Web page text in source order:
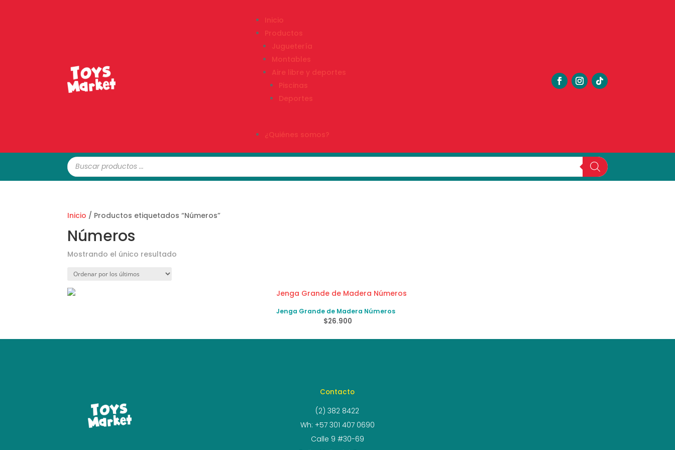
Inicio
Productos
Juguetería
Montables
Aire libre y deportes
Piscinas
Deportes
¿Quiénes somos?
Búsqueda
de
productos
Inicio / Productos etiquetados “Números”
Números
Mostrando el único resultado
Jenga Grande de Madera Números
$26.900
Contacto
(2) 382 8422
Wh: +57 301 407 0690
Calle 9 #30-69